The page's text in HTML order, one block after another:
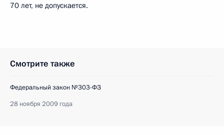
70 лет, не допускается.
Смотрите также
Федеральный закон №303-ФЗ
28 ноября 2009 года